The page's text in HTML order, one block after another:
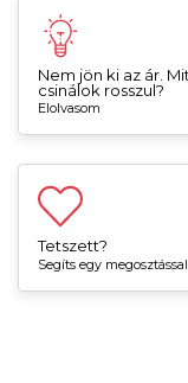
Nem jön ki az ár. Mit
csinálok rosszul?
Elolvasom
Tetszett?
Segíts egy